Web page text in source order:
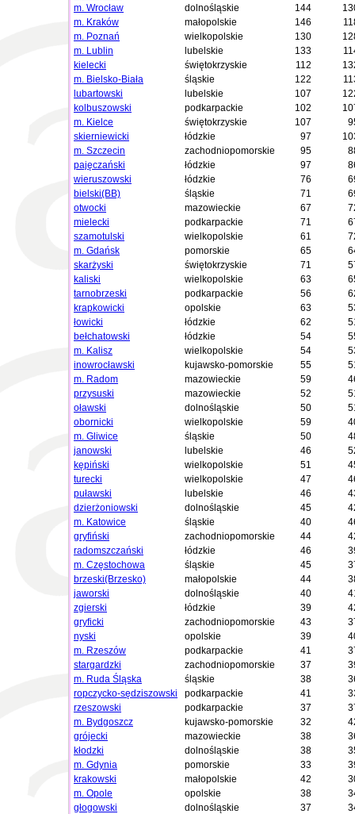
m. Wrocław
dolnośląskie 144
m. Kraków
małopolskie 146
m. Poznań
wielkopolskie 130
m. Lublin
lubelskie 133
kielecki
świętokrzyskie 112
m. Bielsko-Biała
śląskie 122
lubartowski
lubelskie 107
kolbuszowski
podkarpackie 102
m. Kielce
świętokrzyskie 107
skierniewicki
łódzkie 97
m. Szczecin
zachodniopomorskie 95
pajęczański
łódzkie 97
wieruszowski
łódzkie 76
bielski(BB)
śląskie 71
otwocki
mazowieckie 67
mielecki
podkarpackie 71
szamotulski
wielkopolskie 61
m. Gdańsk
pomorskie 65
skarżyski
świętokrzyskie 71
kaliski
wielkopolskie 63
tarnobrzeski
podkarpackie 56
krapkowicki
opolskie 63
łowicki
łódzkie 62
bełchatowski
łódzkie 54
m. Kalisz
wielkopolskie 54
inowrocławski
kujawsko-pomorskie 55
m. Radom
mazowieckie 59
przysuski
mazowieckie 52
oławski
dolnośląskie 50
obornicki
wielkopolskie 59
m. Gliwice
śląskie 50
janowski
lubelskie 46
kępiński
wielkopolskie 51
turecki
wielkopolskie 47
puławski
lubelskie 46
dzierżoniowski
dolnośląskie 45
m. Katowice
śląskie 40
gryfiński
zachodniopomorskie 44
radomszczański
łódzkie 46
m. Częstochowa
śląskie 45
brzeski(Brzesko)
małopolskie 44
jaworski
dolnośląskie 40
zgierski
łódzkie 39
gryficki
zachodniopomorskie 43
nyski
opolskie 39
m. Rzeszów
podkarpackie 41
stargardzki
zachodniopomorskie 37
m. Ruda Śląska
śląskie 38
ropczycko-sędziszowski
podkarpackie 41
rzeszowski
podkarpackie 37
m. Bydgoszcz
kujawsko-pomorskie 32
grójecki
mazowieckie 38
kłodzki
dolnośląskie 38
m. Gdynia
pomorskie 33
krakowski
małopolskie 42
m. Opole
opolskie 38
głogowski
dolnośląskie 37